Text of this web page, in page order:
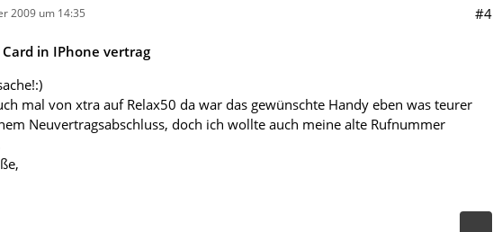
2009 um 14:35 #4
Card in IPhone vertrag
mal von xtra auf Relax50 da war das gewünschte Handy eben was teurer
Neuvertragsabschluss, doch ich wollte auch meine alte Rufnummer